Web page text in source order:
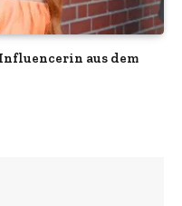
aus dem